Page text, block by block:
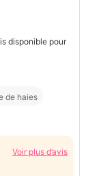
disponible pour
de haies
Voir plus d’avis